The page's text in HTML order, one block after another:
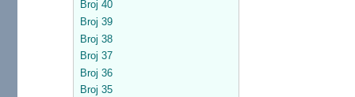
Broj 40
Broj 39
Broj 38
Broj 37
Broj 36
Broj 35